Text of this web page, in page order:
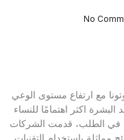
No
مع ارتفاع مستوى الوعي
اكثر اهتمامًا للنساء
في الطلب، قدمت الشركات